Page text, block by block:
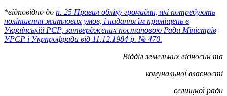
*відповідно до п. 25 Правил обліку громадян, які потребують
поліпшення житлових умов, і надання їм приміщень в
Українській РСР, затверджених постановою Ради Міністрів
УРСР і Укрпрофради від 11.12.1984 р. № 470.
Відділ земельних відносин та
комунальноївласності
селищної ради